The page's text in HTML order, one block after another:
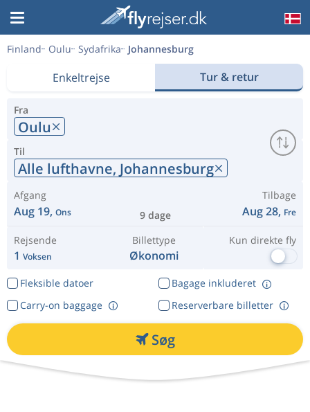
Finland Oulu Sydafrika Johannesburg
Enkeltrejse Tur & retur
Fra
Oulu
Til
Alle lufthavne, Johannesburg
Afgang
Aug 19, Ons 9 dage
Tilbage
Aug 28, Fre
Rejsende
1 Voksen
Billettype
Økonomi
Kun direkte fly
Fleksible datoer
Bagage inkluderet
Reserverbare billetter
Carry-on baggage
Søg